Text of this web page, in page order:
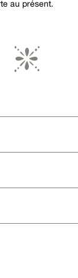
au présent.